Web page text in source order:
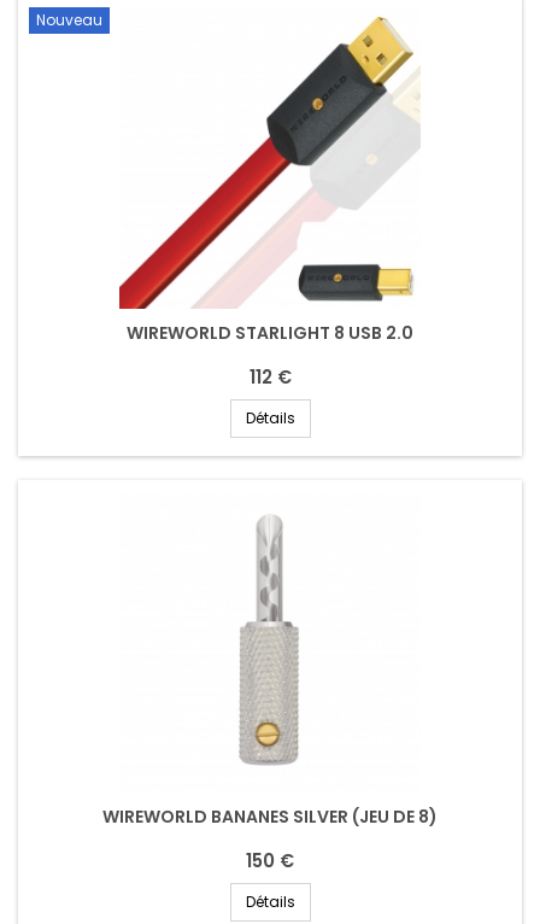
Nouveau
WIREWORLD STARLIGHT 8 USB 2.0
112 €
Détails
WIREWORLD BANANES SILVER (JEU DE 8)
150 €
Détails